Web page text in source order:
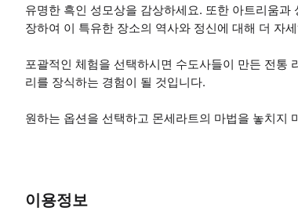
유명한 흑인 성모상을 감상하세요. 또한 아트리움
장하여 이 특유한 장소의 역사와 정신에 대해 더 자
포괄적인 체험을 선택하시면 수도사들이 만든 전통
리를 장식하는 경험이 될 것입니다.
원하는 옵션을 선택하고 몬세라트의 마법을 놓치지
이용정보